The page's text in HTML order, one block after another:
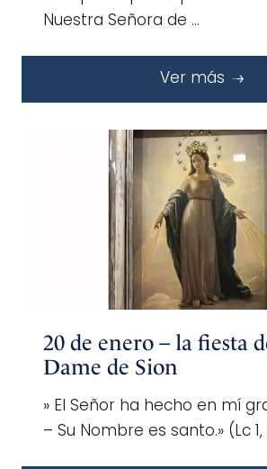
Nuestra Señora de …
Ver más
20 de enero – la fiesta
Dame de Sion
» El Señor ha hecho en mí
– Su Nombre es santo.» (Lc